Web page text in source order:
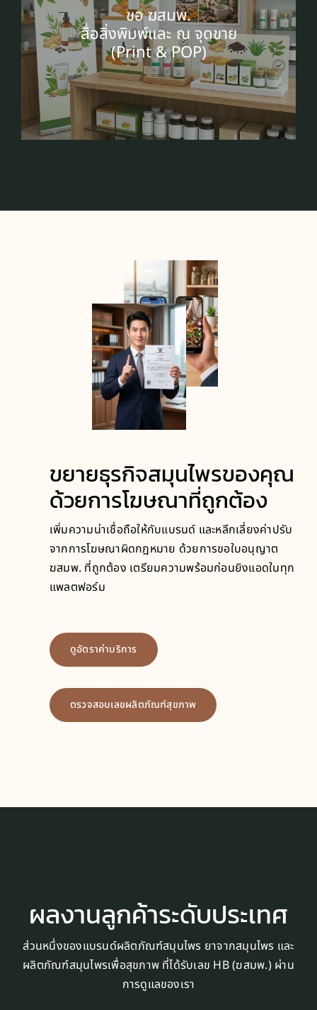
ขอ ฆสมพ.
สื่อสิ่งพิมพ์และ ณ จุดขาย
(Print & POP)
ขยายธุรกิจสมุนไพรของคุณ
ด้วยการโฆษณาที่ถูกต้อง
เพิ่มความน่าเชื่อถือให้กับแบรนด์ และหลีกเลี่ยงค่าปรับ
จากการโฆษณาผิดกฎหมาย ด้วยการขอใบอนุญาต
ฆสมพ. ที่ถูกต้อง เตรียมความพร้อมก่อนยิงแอดในทุก
แพลตฟอร์ม
ดูอัตราค่าบริการ
ตรวจสอบเลขผลิตภัณฑ์สุขภาพ
ผลงานลูกค้าระดับประเทศ
ส่วนหนึ่งของแบรนด์ผลิตภัณฑ์สมุนไพร ยาจากสมุนไพร และ
ผลิตภัณฑ์สมุนไพรเพื่อสุขภาพ ที่ได้รับเลข HB (ฆสมพ.) ผ่าน
การดูแลของเรา